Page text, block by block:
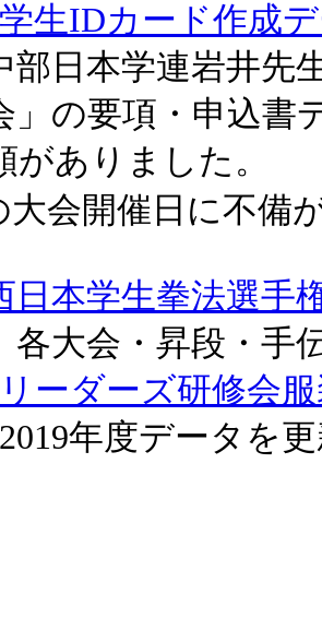
学生IDカード作成
日本学連岩井先
」の要項・申込書
がありました。
会開催日に不備
日本学生拳法選手
昇段・手伝い
リーダーズ研修会
年度データを